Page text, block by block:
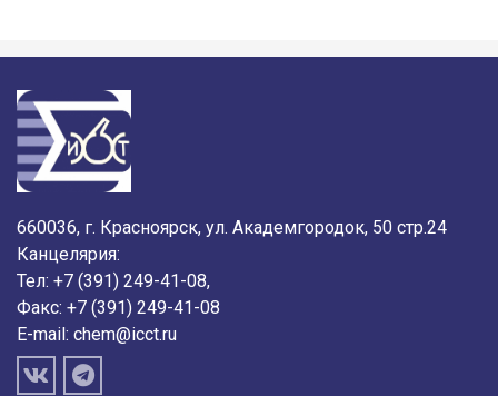
660036, г. Красноярск, ул. Академгородок, 50 стр.24
Канцелярия:
Тел: +7 (391) 249-41-08,
Факс: +7 (391) 249-41-08
E-mail: chem@icct.ru